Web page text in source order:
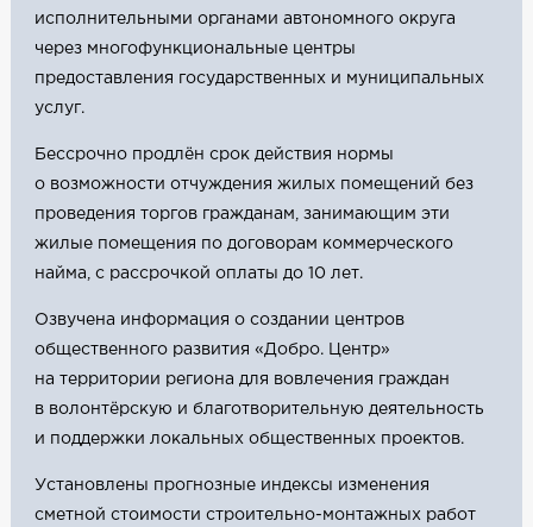
исполнительными органами автономного округа
через многофункциональные центры
предоставления государственных и муниципальных
услуг.
Бессрочно продлён срок действия нормы
о возможности отчуждения жилых помещений без
проведения торгов гражданам, занимающим эти
жилые помещения по договорам коммерческого
найма, с рассрочкой оплаты до 10 лет.
Озвучена информация о создании центров
общественного развития «Добро. Центр»
на территории региона для вовлечения граждан
в волонтёрскую и благотворительную деятельность
и поддержки локальных общественных проектов.
Установлены прогнозные индексы изменения
сметной стоимости строительно-монтажных работ